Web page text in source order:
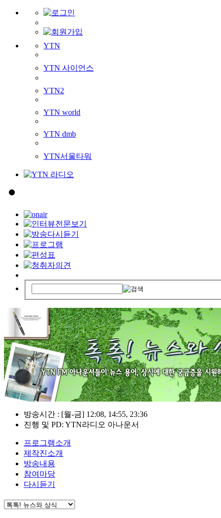
YTN
YTN 사이언스
YTN2
YTN world
YTN dmb
YTN서울타워
방송시간 : [월-금] 12:08, 14:55, 23:36
진행 및 PD: YTN라디오 아나운서
프로그램소개
제작진소개
방송내용
참여마당
다시듣기